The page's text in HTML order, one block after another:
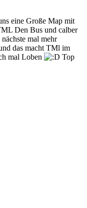
eine Große Map mit
Den Bus und calber
mal mehr
das macht TMl im
mal Loben
Top